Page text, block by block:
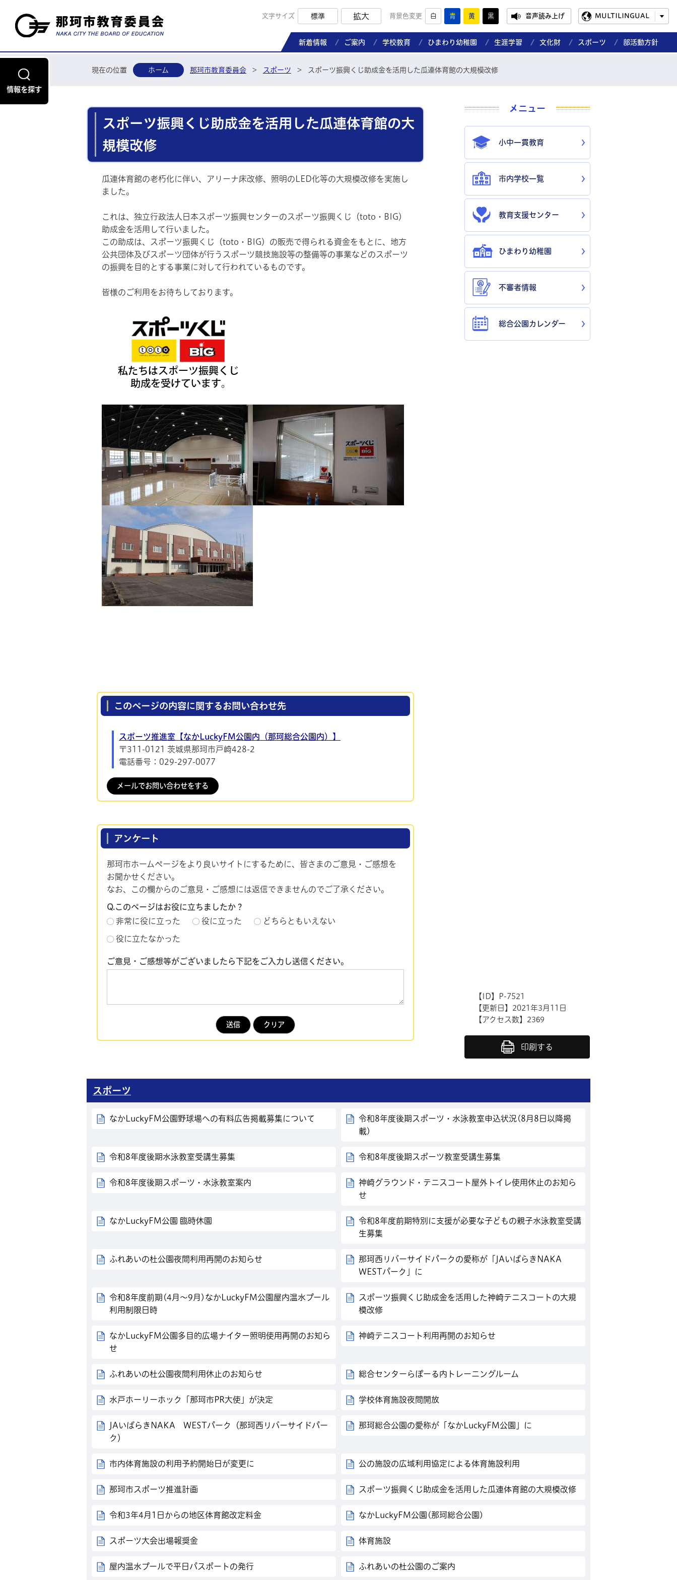
那珂市教育委員会ホームページ
文字サイズ 標準 拡大 背景色変更 白 青 黄 黒 音声読み上げ MULTILINGUAL
新着情報 ご案内 学校教育 ひまわり幼稚園 生涯学習 文化財 スポーツ 部活動方針
情報を探す
現在の位置 ホーム 那珂市教育委員会 > スポーツ > スポーツ振興くじ助成金を活用した瓜連体育館の大規模改修
スポーツ振興くじ助成金を活用した瓜連体育館の大
規模改修
瓜連体育館の老朽化に伴い、アリーナ床改修、照明のLED化等の大規模改修を実施し
ました。
これは、独立行政法人日本スポーツ振興センターのスポーツ振興くじ（toto・BIG）
助成金を活用して行いました。
この助成は、スポーツ振興くじ（toto・BIG）の販売で得られる資金をもとに、地方
公共団体及びスポーツ団体が行うスポーツ競技施設等の整備等の事業などのスポーツ
の振興を目的とする事業に対して行われているものです。
皆様のご利用をお待ちしております。
このページの内容に関するお問い合わせ先
スポーツ推進室【なかLuckyFM公園内（那珂総合公園内）】
〒311-0121 茨城県那珂市戸崎428-2
電話番号：029-297-0077
メールでお問い合わせをする
アンケート
那珂市ホームページをより良いサイトにするために、皆さまのご意見・ご感想を
お聞かせください。
なお、この欄からのご意見・ご感想には返信できませんのでご了承ください。
Q.このページはお役に立ちましたか？
非常に役に立った
役に立った どちらともいえない
役に立たなかった
ご意見・ご感想等がございましたら下記をご入力し送信ください。
メニュー
小中一貫教育
市内学校一覧
教育支援センター
ひまわり幼稚園
不審者情報
総合公園カレンダー
【ID】
P-7521
【更新日】 2021年3月11日
【アクセス数】 2369
印刷する
スポーツ
なかLuckyFM公園野球場への有料広告掲載募集について
令和8年度後期スポーツ・水泳教室申込状況(8月8日以降掲
載)
令和8年度後期水泳教室受講生募集 令和8年度後期スポーツ教室受講生募集
令和8年度後期スポーツ・水泳教室案内
神崎グラウンド・テニスコート屋外トイレ使用休止のお知ら
せ
なかLuckyFM公園 臨時休園
令和8年度前期特別に支援が必要な子どもの親子水泳教室受講
生募集
ふれあいの杜公園夜間利用再開のお知らせ
那珂西リバーサイドパークの愛称が「JAいばらきNAKA
WESTパーク」に
令和8年度前期(4月～9月)なかLuckyFM公園屋内温水プール
利用制限日時
スポーツ振興くじ助成金を活用した神崎テニスコートの大規
模改修
なかLuckyFM公園多目的広場ナイター照明使用再開のお知ら
せ
神崎テニスコート利用再開のお知らせ
ふれあいの杜公園夜間利用休止のお知らせ 総合センターらぽーる内トレーニングルーム
水戸ホーリーホック「那珂市PR大使」が決定 学校体育施設夜間開放
JAいばらきNAKA WESTパーク（那珂西リバーサイドパー
ク）
那珂総合公園の愛称が「なかLuckyFM公園」に
市内体育施設の利用予約開始日が変更に 公の施設の広域利用協定による体育施設利用
那珂市スポーツ推進計画 スポーツ振興くじ助成金を活用した瓜連体育館の大規模改修
令和3年4月1日からの地区体育館改定料金 なかLuckyFM公園(那珂総合公園)
スポーツ大会出場報奨金 体育施設
屋内温水プールで平日パスポートの発行 ふれあいの杜公園のご案内